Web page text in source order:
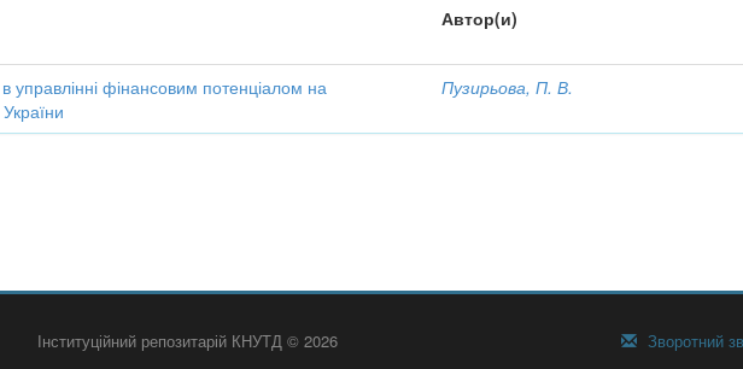
Автор(и)
управлінні фінансовим потенціалом на
Пузирьова, П. В.
Інституційний репозитарій КНУТД © 2026 Зворотний